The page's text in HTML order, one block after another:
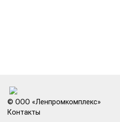
© ООО «Ленпромкомплекс»
Контакты